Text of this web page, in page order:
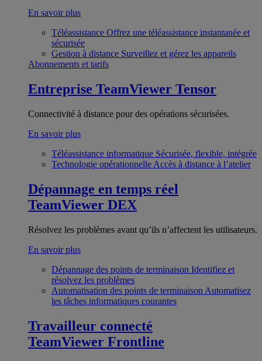
En savoir plus
Téléassistance Offrez une téléassistance instantanée et
sécurisée
Gestion à distance Surveillez et gérez les appareils
Abonnements et tarifs
Entreprise TeamViewer Tensor
Connectivité à distance pour des opérations sécurisées.
En savoir plus
Téléassistance informatique Sécurisée, flexible, intégrée
Technologie opérationnelle Accès à distance à l’atelier
Dépannage en temps réel
TeamViewer DEX
Résolvez les problèmes avant qu’ils n’affectent les utilisateurs.
En savoir plus
Dépannage des points de terminaison Identifiez et
résolvez les problèmes
Automatisation des points de terminaison Automatisez
les tâches informatiques courantes
Travailleur connecté
TeamViewer Frontline